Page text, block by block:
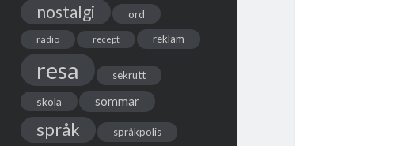
nostalgi ord
radio recept reklam
resa sekrutt
skola sommar
språk språkpolis